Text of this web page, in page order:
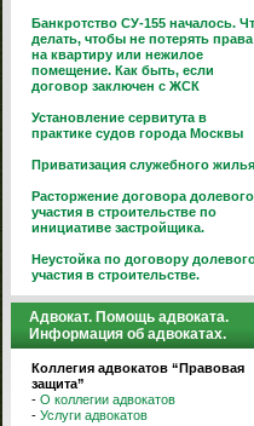
Банкротство СУ-155 началось.
делать, чтобы не потерять права
на квартиру или нежилое
помещение. Как быть, если
договор заключен с ЖСК
Установление сервитута в
практике судов города Москвы
Приватизация служебного жилья
Расторжение договора долевого
участия в строительстве по
инициативе застройщика.
Неустойка по договору
участия в строительстве.
Адвокат. Помощь адвоката.
Информация об адвокатах.
Коллегия адвокатов “Правовая
защита”
- О коллегии адвокатов
- Услуги адвокатов